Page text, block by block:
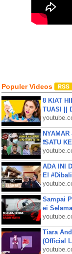
Populer Videos
8 KIAT
TUASI ||
❗SATU
ADA INI
E!
Sampai
ei
Tiara
(Official